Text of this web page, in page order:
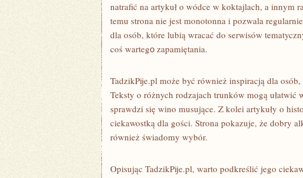
natrafić na artykuł o wódce w koktajlach, a innym
temu strona nie jest monotonna i pozwala
dla osób, które lubią wracać do serwisów
coś wartegо zapamiętania.
TadzikPije.pl może być również inspiracją dla
Teksty o różnych rodzajach trunków mogą ułatwić
sprawdzi się wino musujące. Z kolei artykuły o
ciekawostką dla gości. Strona pokazuje, że dobry
również świadomy wybór.
Opisując TadzikPije.pl, warto podkreślić jego